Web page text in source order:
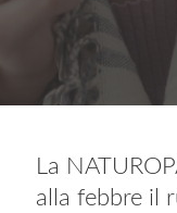
La
alla febbre il